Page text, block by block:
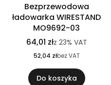
Bezprzewodowa
ładowarka WIRESTAND
MO9692-03
64,01 złz 23% VAT
52,04 złbez VAT
Do koszyka